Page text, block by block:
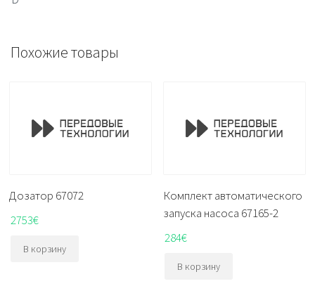
Похожие товары
Дозатор 67072
2753€
В корзину
Комплект автоматического
запуска насоса 67165-2
284€
В корзину